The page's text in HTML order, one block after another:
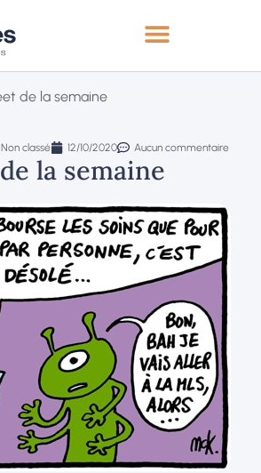
de la semaine
Non classé 12/10/2020 Aucun commentaire
la semaine